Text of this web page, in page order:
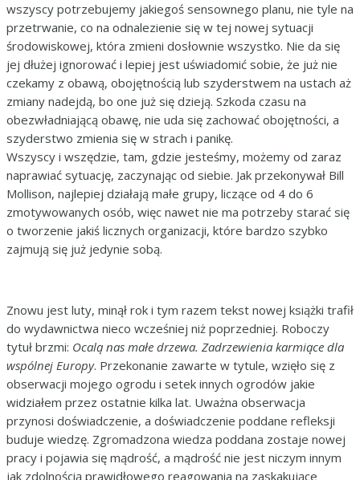
wszyscy potrzebujemy jakiegoś sensownego planu, nie tyle na
przetrwanie, co na odnalezienie się w tej nowej sytuacji
środowiskowej, która zmieni dosłownie wszystko. Nie da się
jej dłużej ignorować i lepiej jest uświadomić sobie, że już nie
czekamy z obawą, obojętnością lub szyderstwem na ustach aż
zmiany nadejdą, bo one już się dzieją. Szkoda czasu na
obezwładniającą obawę, nie uda się zachować obojętności, a
szyderstwo zmienia się w strach i panikę.
Wszyscy i wszędzie, tam, gdzie jesteśmy, możemy od zaraz
naprawiać sytuację, zaczynając od siebie. Jak przekonywał Bill
Mollison, najlepiej działają małe grupy, liczące od 4 do 6
zmotywowanych osób, więc nawet nie ma potrzeby starać się
o tworzenie jakiś licznych organizacji, które bardzo szybko
zajmują się już jedynie sobą.
Znowu jest luty, minął rok i tym razem tekst nowej książki trafił
do wydawnictwa nieco wcześniej niż poprzedniej. Roboczy
tytuł brzmi: Ocalą nas małe drzewa. Zadrzewienia karmiące dla
wspólnej Europy. Przekonanie zawarte w tytule, wzięło się z
obserwacji mojego ogrodu i setek innych ogrodów jakie
widziałem przez ostatnie kilka lat. Uważna obserwacja
przynosi doświadczenie, a doświadczenie poddane refleksji
buduje wiedzę. Zgromadzona wiedza poddana zostaje nowej
pracy i pojawia się mądrość, a mądrość nie jest niczym innym
jak zdolnością prawidłowego reagowania na zaskakujące